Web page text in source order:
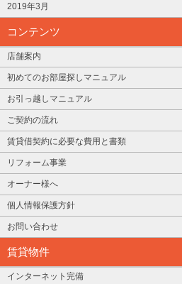
2019年3月
コンテンツ
店舗案内
初めてのお部屋探しマニュアル
お引っ越しマニュアル
ご契約の流れ
賃貸借契約に必要な費用と書類
リフォーム事業
オーナー様へ
個人情報保護方針
お問い合わせ
賃貸物件
インターネット完備